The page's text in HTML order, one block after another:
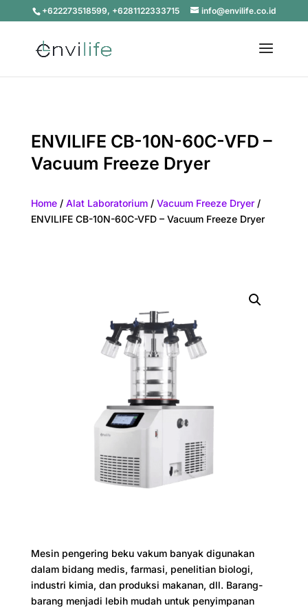
+622273518599, +6281122333715 info@envilife.co.id
ENVILIFE CB-10N-60C-VFD –
Vacuum Freeze Dryer
Home/ Alat Laboratorium/ Vacuum Freeze Dryer/
ENVILIFE CB-10N-60C-VFD – Vacuum Freeze Dryer
Mesin pengering beku vakum banyak digunakan
dalam bidang medis, farmasi, penelitian biologi,
industri kimia, dan produksi makanan, dll. Barang-
barang menjadi lebih mudah untuk penyimpanan